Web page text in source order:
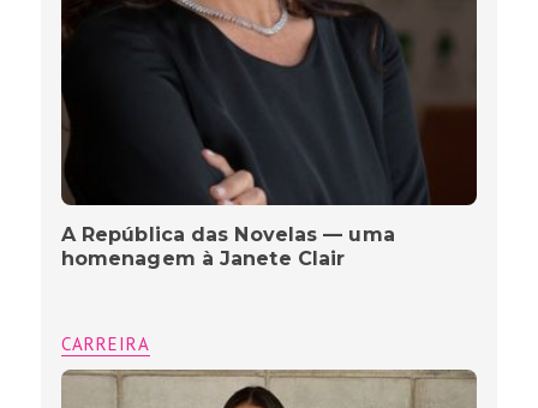
A República das Novelas — uma
homenagem à Janete Clair
CARREIRA